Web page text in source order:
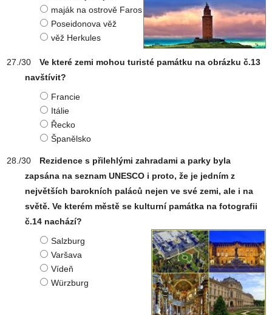
maják na ostrově Faros
Poseidonova věž
věž Herkules
Ve které zemi mohou turisté památku na obrázku č.13
navštívit?
Francie
Itálie
Řecko
Španělsko
Rezidence s přilehlými zahradami a parky byla
zapsána na seznam UNESCO i proto, že je jedním z
největších barokních paláců nejen ve své zemi, ale i na
světě. Ve kterém městě se kulturní památka na fotografii
č.14 nachází?
Salzburg
Varšava
Vídeň
Würzburg